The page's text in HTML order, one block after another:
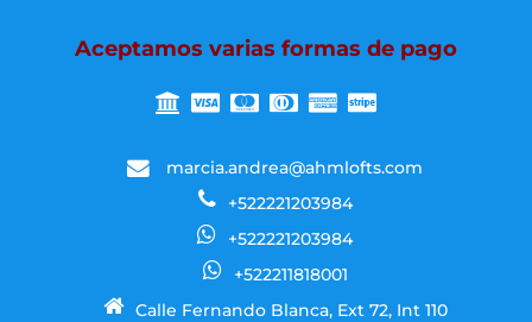
Aceptamos varias formas de pago
marcia.andrea@ahmlofts.com
+522221203984
+522221203984
+522211818001
Calle Fernando Blanca, Ext 72, Int 110